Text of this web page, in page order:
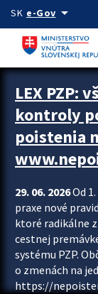
Preskocit na hlavný
SK e-Govarrow_drop_down
Zastavit automatický
LEX PZP:
kontroly
poistenia
29. 06. 2026Od
praxe nové
ktoré radikálne
cestnej
systému PZP.
o zmenách na
https://